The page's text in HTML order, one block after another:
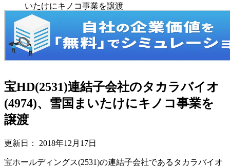
いたけにキノコ事業を譲渡
宝HD(2531)連結子会社のタカラバイオ
(4974)、雪国まいたけにキノコ事業を
譲渡
更新日： 2018年12月17日
宝ホールディングス(2531)の連結子会社であるタカラバイオ